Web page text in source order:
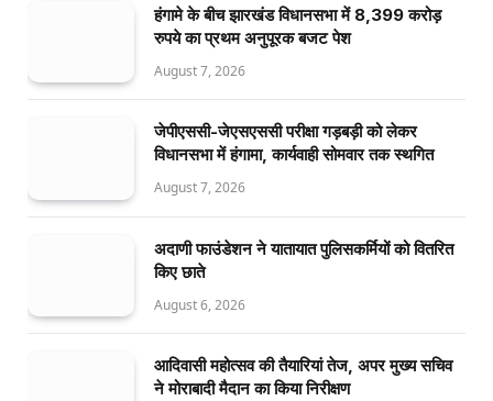
हंगामे के बीच झारखंड विधानसभा में 8,399 करोड़
रुपये का प्रथम अनुपूरक बजट पेश
August 7, 2026
जेपीएससी-जेएसएससी परीक्षा गड़बड़ी को लेकर
विधानसभा में हंगामा, कार्यवाही सोमवार तक स्थगित
August 7, 2026
अदाणी फाउंडेशन ने यातायात पुलिसकर्मियों को वितरित
किए छाते
August 6, 2026
आदिवासी महोत्सव की तैयारियां तेज, अपर मुख्य सचिव
ने मोराबादी मैदान का किया निरीक्षण